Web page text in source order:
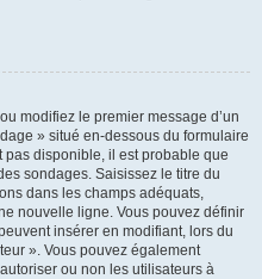
modifiez le premier message d’un
» situé en-dessous du formulaire
pas disponible, il est probable que
sondages. Saisissez le titre du
dans les champs adéquats,
nouvelle ligne. Vous pouvez définir
insérer en modifiant, lors du
». Vous pouvez également
ou non les utilisateurs à